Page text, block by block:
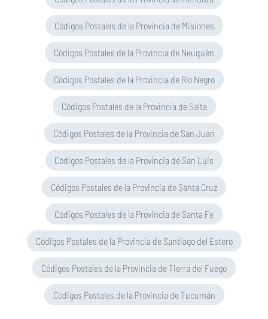
Códigos Postales de la Provincia de Misiones
Códigos Postales de la Provincia de Neuquén
Códigos Postales de la Provincia de Río Negro
Códigos Postales de la Provincia de Salta
Códigos Postales de la Provincia de San Juan
Códigos Postales de la Provincia de San Luis
Códigos Postales de la Provincia de Santa Cruz
Códigos Postales de la Provincia de Santa Fe
Códigos Postales de la Provincia de Santiago del Estero
Códigos Postales de la Provincia de Tierra del Fuego
Códigos Postales de la Provincia de Tucumán